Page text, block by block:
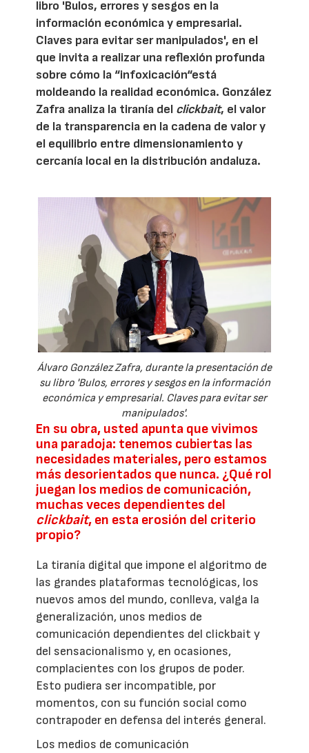
libro 'Bulos, errores y sesgos en la
información económica y empresarial.
Claves para evitar ser manipulados', en el
que invita a realizar una reflexión profunda
sobre cómo la “infoxicación“está
moldeando la realidad económica. González
Zafra analiza la tiranía del clickbait, el valor
de la transparencia en la cadena de valor y
el equilibrio entre dimensionamiento y
cercanía local en la distribución andaluza.
Álvaro González Zafra, durante la presentación de
su libro 'Bulos, errores y sesgos en la información
económica y empresarial. Claves para evitar ser
manipulados'.
En su obra, usted apunta que vivimos
una paradoja: tenemos cubiertas las
necesidades materiales, pero estamos
más desorientados que nunca. ¿Qué rol
juegan los medios de comunicación,
muchas veces dependientes del
clickbait, en esta erosión del criterio
propio?
La tiranía digital que impone el algoritmo de
las grandes plataformas tecnológicas, los
nuevos amos del mundo, conlleva, valga la
generalización, unos medios de
comunicación dependientes del clickbait y
del sensacionalismo y, en ocasiones,
complacientes con los grupos de poder.
Esto pudiera ser incompatible, por
momentos, con su función social como
contrapoder en defensa del interés general.
Los medios de comunicación